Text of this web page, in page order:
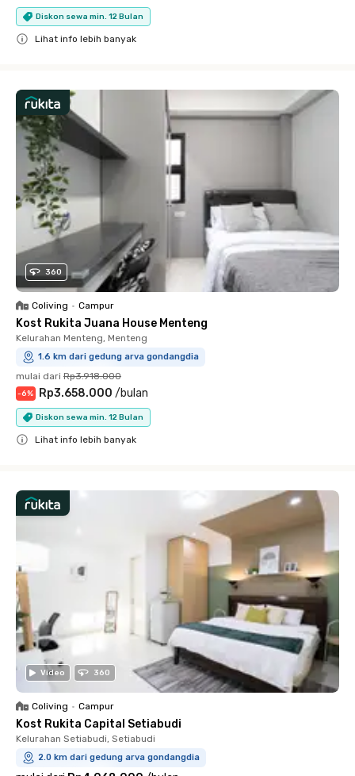
Diskon sewa min. 12 Bulan
Lihat info lebih banyak
360
Coliving • Campur
Kost Rukita Juana House Menteng
Kelurahan Menteng, Menteng
1.6 km dari gedung arva gondangdia
mulai dari Rp3.918.000
-6% Rp3.658.000 /bulan
Diskon sewa min. 12 Bulan
Lihat info lebih banyak
Video 360
Coliving • Campur
Kost Rukita Capital Setiabudi
Kelurahan Setiabudi, Setiabudi
2.0 km dari gedung arva gondangdia